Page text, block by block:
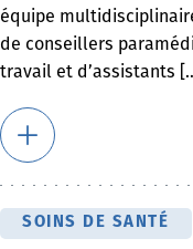
équipe
de conseillers
travail et d’assistants
SOINS DE SANTÉ